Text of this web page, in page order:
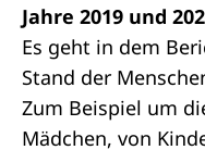
Jahre 2019 und
Es geht in dem
Stand der
Zum Beispiel um
Mädchen, von